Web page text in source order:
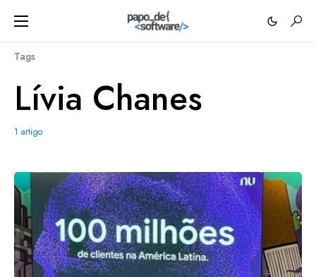
Tags
Lívia Chanes
1 artigo